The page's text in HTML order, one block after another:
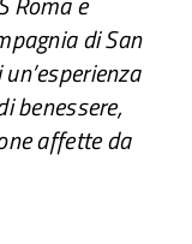
di San
benessere,
affette da